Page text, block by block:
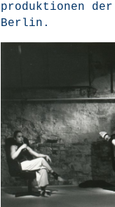
pro­duk­tio­nen
Berlin.